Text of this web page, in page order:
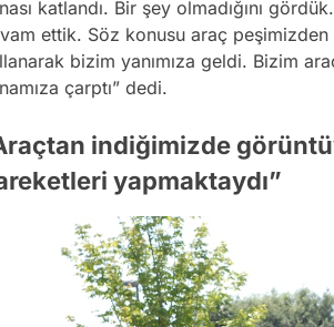
katlandı. Bir şey olmadığını
ettik. Söz konusu araç
bizim yanımıza geldi. Bizim
çarptı” dedi.
indiğimizde
yapmaktaydı”